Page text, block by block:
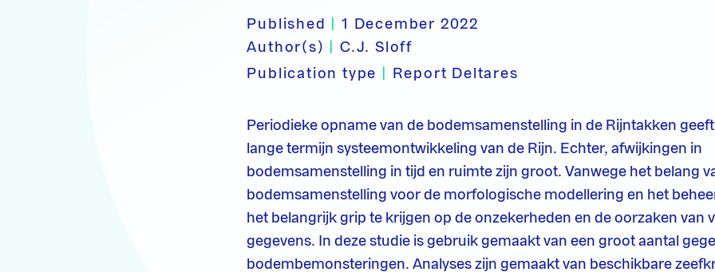
Published
1 December 2022
Author(s)
C.J. Sloff
Publication type
Report Deltares
Periodieke opname van de bodemsamenstelling in de Rijntakken
lange termijn systeemontwikkeling van de Rijn. Echter, afwijkingen in
bodemsamenstelling in tijd en ruimte zijn groot. Vanwege het belang
bodemsamenstelling voor de morfologische modellering en het
het belangrijk grip te krijgen op de onzekerheden en de oorzaken van
gegevens. In deze studie is gebruik gemaakt van een groot aantal
bodembemonsteringen. Analyses zijn gemaakt van beschikbare